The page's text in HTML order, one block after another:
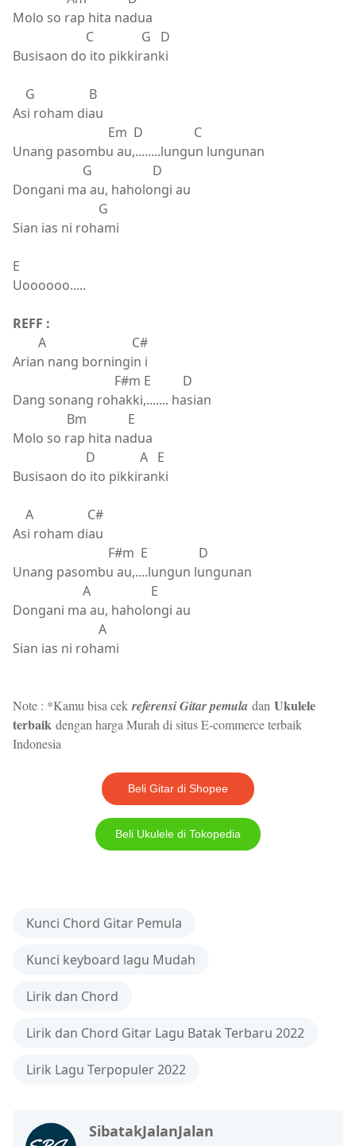
Molo so rap hita nadua
C G D
Busisaon do ito pikkiranki
G B
Asi roham diau
Em D C
Unang pasombu au,........lungun lungunan
G D
Dongani ma au, haholongi au
G
Sian ias ni rohami
E
Uoooooo.....
REFF :
A C#
Arian nang borningin i
F#m E D
Dang sonang rohakki,....... hasian
Bm E
Molo so rap hita nadua
D A E
Busisaon do ito pikkiranki
A C#
Asi roham diau
F#m E D
Unang pasombu au,....lungun lungunan
A E
Dongani ma au, haholongi au
A
Sian ias ni rohami
Note : *Kamu bisa cek referensi Gitar pemula dan Ukulele
terbaik dengan harga Murah di situs E-commerce terbaik
Indonesia
Beli Gitar di Shopee
Beli Ukulele di Tokopedia
Kunci Chord Gitar Pemula
Kunci keyboard lagu Mudah
Lirik dan Chord
Lirik dan Chord Gitar Lagu Batak Terbaru 2022
Lirik Lagu Terpopuler 2022
SibatakJalanJalan